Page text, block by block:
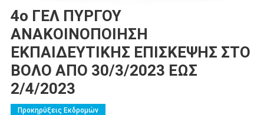
4ο ΓΕΛ ΠΥΡΓΟΥ
ΑΝΑΚΟΙΝΟΠΟΙΗΣΗ
ΕΚΠΑΙΔΕΥΤΙΚΗΣ ΕΠΙΣΚΕΨΗΣ ΣΤΟ
ΒΟΛΟ ΑΠΟ 30/3/2023 ΕΩΣ
2/4/2023
Προκηρύξεις Εκδρομών